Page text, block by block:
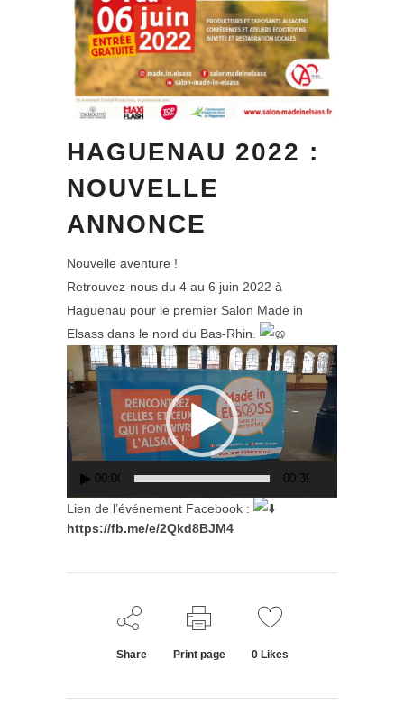
HAGUENAU 2022 :
NOUVELLE
ANNONCE
Nouvelle aventure !
Retrouvez-nous du 4 au 6 juin 2022 à
Haguenau pour le premier Salon Made in
Elsass dans le nord du Bas-Rhin.
Lecteur
vidéo
00:00 00:39
Lien de l’événement Facebook :
https://fb.me/e/2Qkd8BJM4
Share Print page 0Likes